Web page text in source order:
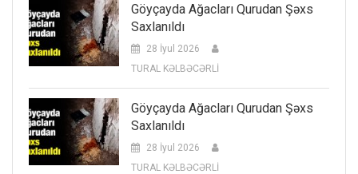
Göyçayda Ağacları Qurudan Şəxs
Saxlanıldı
28 İyul 2026
TURAL KƏLBƏCƏRLİ
Göyçayda Ağacları Qurudan Şəxs
Saxlanıldı
28 İyul 2026
TURAL KƏLBƏCƏRLİ